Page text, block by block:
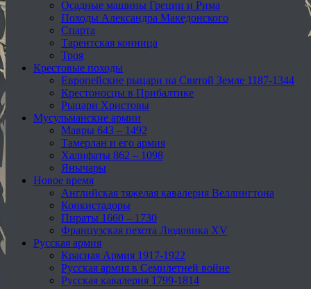
Осадные машины Греции и Рима
Походы Александра Македонского
Спарта
Тарентская конница
Троя
Крестовые походы
Европейские рыцари на Святой Земле 1187-1344
Крестоносцы в Прибалтике
Рыцари Христовы
Мусульманские армии
Мавры 643 – 1492
Тамерлан и его армия
Халифаты 862 – 1098
Янычары
Новое время
Английская тяжелая кавалерия Веллингтона
Конкистадоры
Пираты 1660 – 1730
Французская пехота Людовика XV
Русская армия
Красная Армия 1917-1922
Русская армия в Семилетней войне
Русская кавалерия 1799-1814